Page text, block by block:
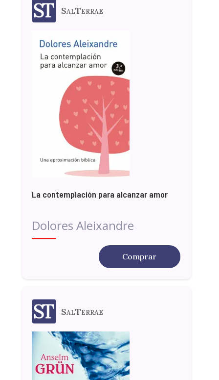
SalTerrae
La contemplación para alcanzar amor
Dolores Aleixandre
Comprar
SalTerrae